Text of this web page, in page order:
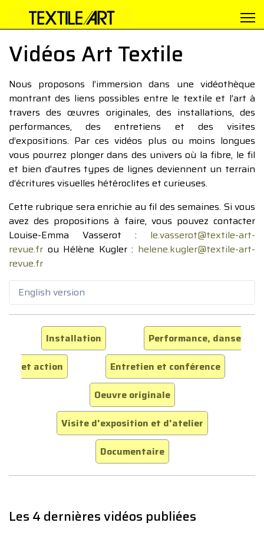
Vidéos Art Textile
Nous proposons l’immersion dans une vidéothèque
montrant des liens possibles entre le textile et l’art à
travers des œuvres originales, des installations, des
performances, des entretiens et des visites
d’expositions. Par ces vidéos plus ou moins longues
vous pourrez plonger dans des univers où la fibre, le fil
et bien d’autres types de lignes deviennent un terrain
d’écritures visuelles hétéroclites et curieuses.
Cette rubrique sera enrichie au fil des semaines. Si vous
avez des propositions à faire, vous pouvez contacter
Louise-Emma Vasserot : le.vasserot@textile-art-
revue.fr ou Hélène Kugler : helene.kugler@textile-art-
revue.fr
English version
Installation
Performance, danse
et action
Entretien et conférence
Oeuvre originale
Visite d'exposition et d'atelier
Documentaire
Les 4 dernières vidéos publiées